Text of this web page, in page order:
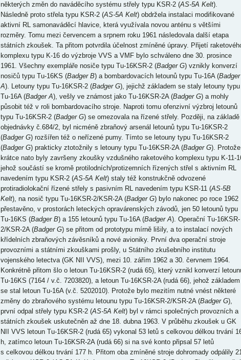
některých změn do naváděcího systému střely typu KSR-2 (AS-5A Kelt).
Následně proto střela typu KSR-2 (AS-5A Kelt) obdržela instalaci modifikované
aktivní RL samonaváděcí hlavice, která využívala novou anténu s většími
rozměry. Tomu mezi červencem a srpnem roku 1961 následovala další etapa
státních zkoušek. Ta přitom potvrdila účelnost zmíněné úpravy. Přijetí
komplexu typu K-16 do výzbroje VVS a VMF bylo schváleno dne 30. prosince
1961. Všechny exempláře nosiče typu Tu-16KSR-2 (Badger G) vznikly konverzí
nosičů typu Tu-16KS (Badger B) a bombardovacích letounů typu Tu-16A (Badger
A). Letouny typu Tu-16KSR-2 (Badger G), jejichž základem se staly letouny typu
Tu-16A (Badger A), vešly ve známost jako Tu-16KSR-2A (Badger G) a mohly
působit též v roli bombardovacího stroje. Naproti tomu ofenzivní výzbroj letounů
typu Tu-16KSR-2 (Badger G) se omezovala na řízené střely. Později, na základě
objednávky č.684/2, byl nicméně zbraňový arsenál letounů typu Tu-16KSR-2
(Badger G) rozšířen též o neřízené pumy. Tímto se letouny typu Tu-16KSR-2
(Badger G) prakticky ztotožnily s letouny typu Tu-16KSR-2A (Badger G). Protože
krátce nato byly završeny zkoušky vzdušného raketového komplexu typu K-11-
jehož součástí se kromě protilodních/protizemních řízených střel s aktivním RL
navedením typu KSR-2 (AS-5A Kelt) staly též konstrukčně odvozené
protiradiolokační řízené střely s pasivním RL navedením typu KSR-11 (AS-5B
Kelt), na nosič typu Tu-16KSR-2/KSR-2A (Badger G) bylo nakonec po roce 1962
přestavěno, v prostorách leteckých opravárenských závodů, jen 50 letounů typu
Tu-16KS (Badger B) a 155 letounů typu Tu-16A (Badger A). Operační Tu-16KSR-
2/KSR-2A (Badger G) se přitom od prototypu mírně lišily, a to instalací nových
křídelních zbraňových závěsníků a nové avioniky. První dva operační stroje
provozními a státními zkouškami prošly, u Státního zkušebního institutu
vojenského letectva (GK NII VVS), mezi 10. zářím 1962 a 30. červnem 1964.
Konkrétně přitom šlo o letoun Tu-16KSR-2 (rudá 65), který vznikl konverzí
Tu-16KS (7164 / v.č. 7203820), a letoun Tu-16KSR-2A (rudá 66), jehož základem
se stal letoun Tu-16A (v.č. 5202010). Protože bylo mezitím nutné vnést některé
změny do zbraňového systému letounu typu Tu-16KSR-2/KSR-2A (Badger G),
první odpal střely typu KSR-2 (AS-5A Kelt) byl v rámci společných provozních a
státních zkoušek uskutečněn až dne 18. dubna 1963. V průběhu zkoušek u GK
NII VVS letoun Tu-16KSR-2 (rudá 65) vykonal 53 letů s celkovou délkou trvání
h, zatímco letoun Tu-16KSR-2A (rudá 66) si na své konto připsal 57 letů
s celkovou délkou trvání 177 h. Přitom oba zmíněné stroje dohromady odpálily